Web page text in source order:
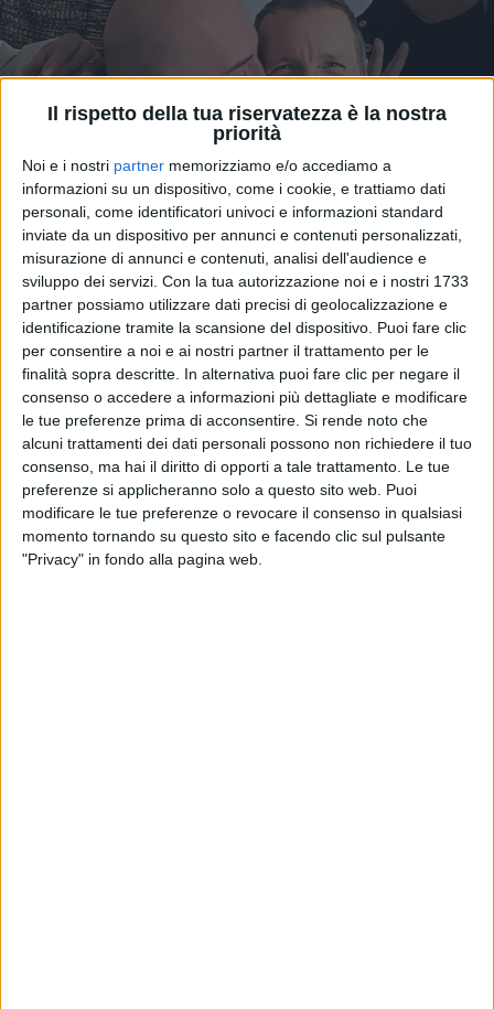
Il rispetto della tua riservatezza è la nostra
priorità
Noi e i nostri partner memorizziamo e/o accediamo a
informazioni su un dispositivo, come i cookie, e trattiamo dati
personali, come identificatori univoci e informazioni standard
inviate da un dispositivo per annunci e contenuti personalizzati,
misurazione di annunci e contenuti, analisi dell'audience e
sviluppo dei servizi. Con la tua autorizzazione noi e i nostri 1733
partner possiamo utilizzare dati precisi di geolocalizzazione e
identificazione tramite la scansione del dispositivo. Puoi fare clic
per consentire a noi e ai nostri partner il trattamento per le
finalità sopra descritte. In alternativa puoi fare clic per negare il
consenso o accedere a informazioni più dettagliate e modificare
le tue preferenze prima di acconsentire. Si rende noto che
alcuni trattamenti dei dati personali possono non richiedere il tuo
consenso, ma hai il diritto di opporti a tale trattamento. Le tue
preferenze si applicheranno solo a questo sito web. Puoi
modificare le tue preferenze o revocare il consenso in qualsiasi
momento tornando su questo sito e facendo clic sul pulsante
"Privacy" in fondo alla pagina web.
IL COMMENTO DI LORENZO 19 gen 2024
I Negramaro vanno a trovare Jovanotti e gli
fanno ascoltare “Ricominciamo tutto”
Giuliano Sangiorgi e compagni visitano l’amico,
ricoverato in ospedale dopo l’ultima operazione al
femore. Lorenzo ascolta il loro brano per Sanremo
2024 e reagisce così…
diAndrea Basso